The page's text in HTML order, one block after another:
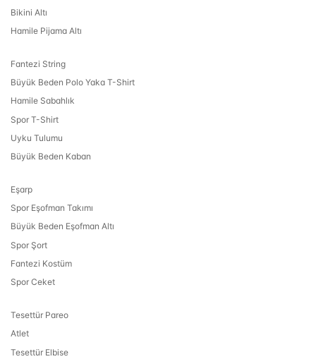
Bikini Altı
Hamile Pijama Altı
Fantezi String
Büyük Beden Polo Yaka T-Shirt
Hamile Sabahlık
Spor T-Shirt
Uyku Tulumu
Büyük Beden Kaban
Eşarp
Spor Eşofman Takımı
Büyük Beden Eşofman Altı
Spor Şort
Fantezi Kostüm
Spor Ceket
Tesettür Pareo
Atlet
Tesettür Elbise